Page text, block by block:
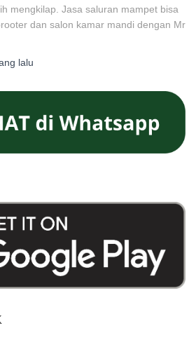
mengkilap. Jasa saluran mampet bisa
dan salon kamar mandi dengan Mr
lalu